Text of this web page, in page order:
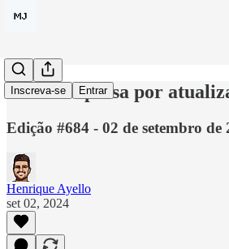
Inscreva-se Entrar
Cardano passa por
Edição #684 - 02 de setembro de
Henrique Ayello
set 02, 2024